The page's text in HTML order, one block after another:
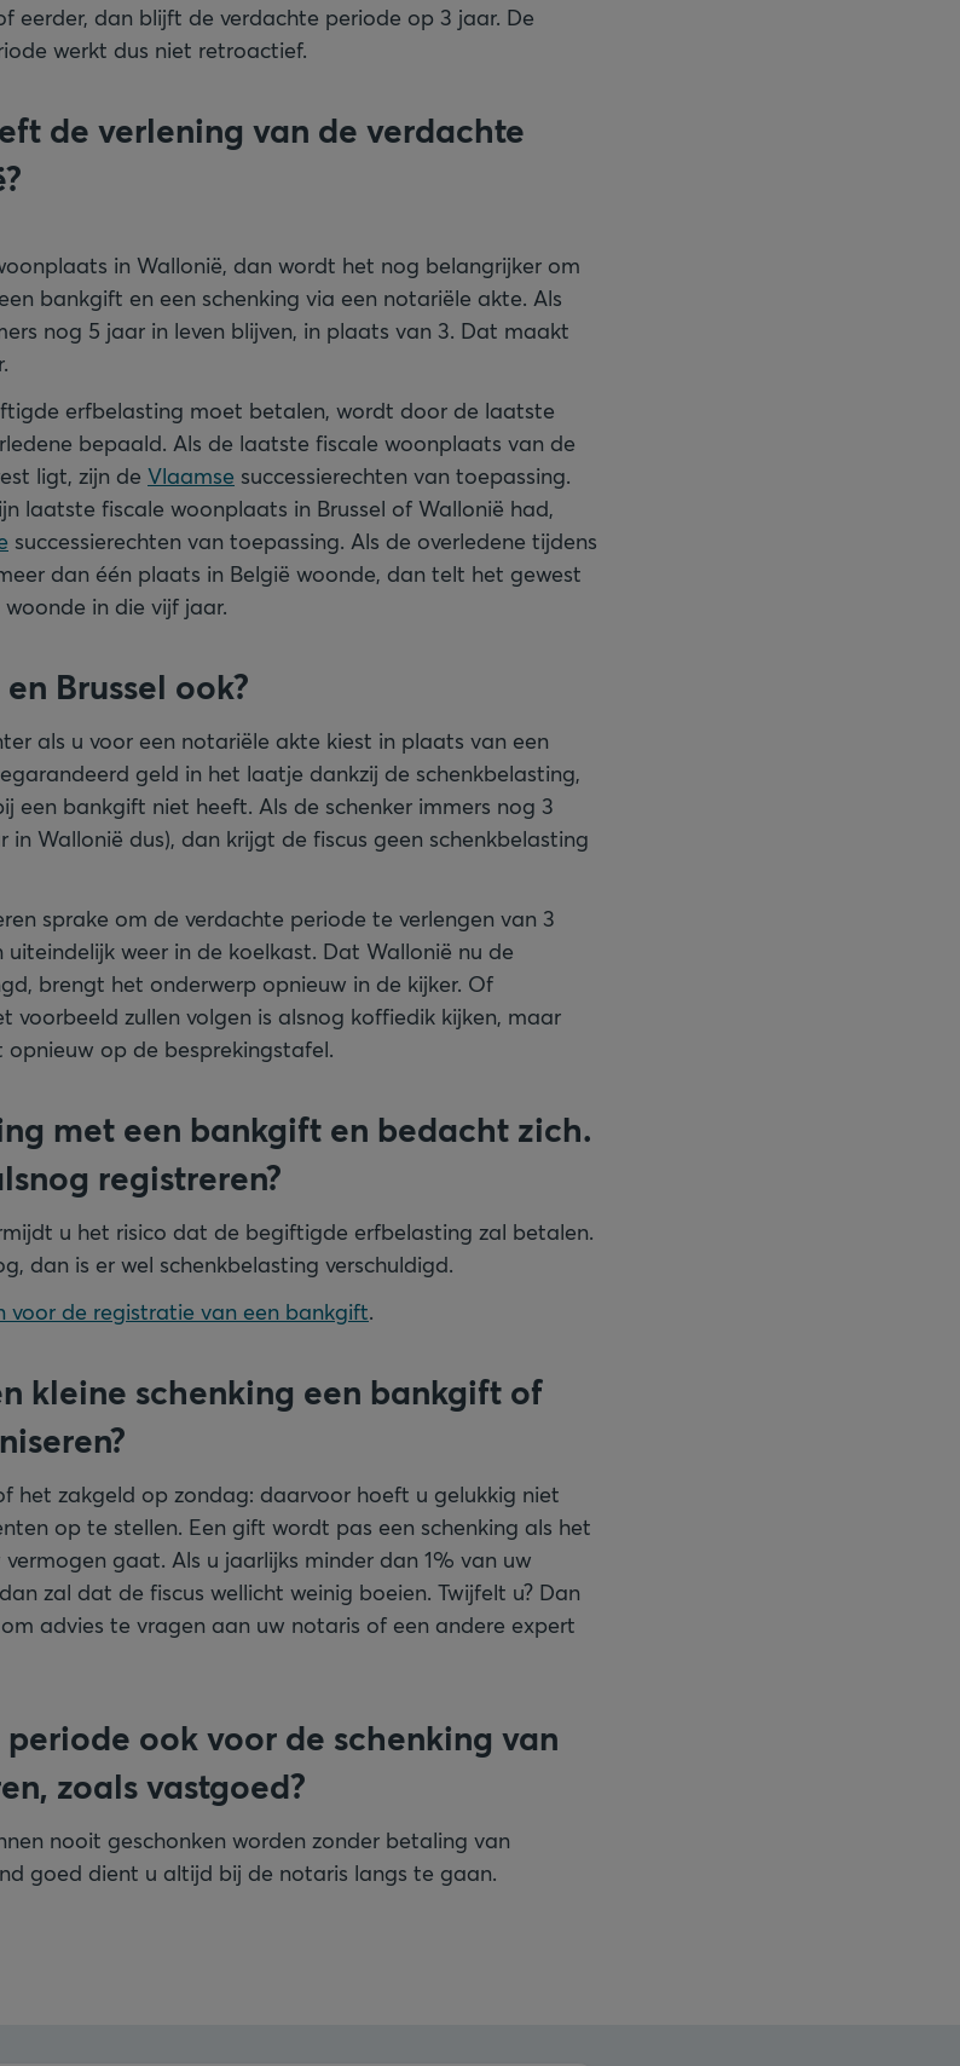
eerder, dan blijft de verdachte periode op 3 jaar. De
werkt dus niet retroactief.
de verlening van de verdachte
in Wallonië, dan wordt het nog belangrijker om
bankgift en een schenking via een notariële akte. Als
nog 5 jaar in leven blijven, in plaats van 3. Dat maakt
erfbelasting moet betalen, wordt door de laatste
bepaald. Als de laatste fiscale woonplaats van de
ligt, zijn de Vlaamse successierechten van toepassing.
laatste fiscale woonplaats in Brussel of Wallonië had,
successierechten van toepassing. Als de overledene tijdens
dan één plaats in België woonde, dan telt het gewest
in die vijf jaar.
Brussel ook?
als u voor een notariële akte kiest in plaats van een
geld in het laatje dankzij de schenkbelasting,
een bankgift niet heeft. Als de schenker immers nog 3
Wallonië dus), dan krijgt de fiscus geen schenkbelasting
sprake om de verdachte periode te verlengen van 3
weer in de koelkast. Dat Wallonië nu de
brengt het onderwerp opnieuw in de kijker. Of
voorbeeld zullen volgen is alsnog koffiedik kijken, maar
op de besprekingstafel.
met een bankgift en bedacht zich.
registreren?
u het risico dat de begiftigde erfbelasting zal betalen.
dan is er wel schenkbelasting verschuldigd.
voor de registratie van een bankgift.
kleine schenking een bankgift of
het zakgeld op zondag: daarvoor hoeft u gelukkig niet
op te stellen. Een gift wordt pas een schenking als het
gaat. Als u jaarlijks minder dan 1% van uw
zal dat de fiscus wellicht weinig boeien. Twijfelt u? Dan
advies te vragen aan uw notaris of een andere expert
ook voor de schenking van
zoals vastgoed?
nooit geschonken worden zonder betaling van
goed dient u altijd bij de notaris langs te gaan.